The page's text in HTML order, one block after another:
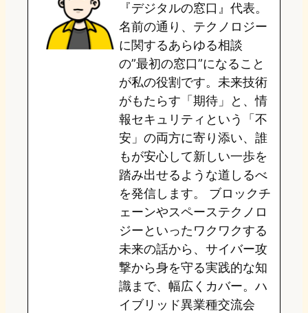
o
n
k
o
o
k
a
『デジタルの窓口』代表。
名前の通り、テクノロジー
に関するあらゆる相談
の”最初の窓口”になること
が私の役割です。未来技術
がもたらす「期待」と、情
報セキュリティという「不
安」の両方に寄り添い、誰
もが安心して新しい一歩を
踏み出せるような道しるべ
を発信します。 ブロックチ
ェーンやスペーステクノロ
ジーといったワクワクする
未来の話から、サイバー攻
撃から身を守る実践的な知
識まで、幅広くカバー。ハ
イブリッド異業種交流会